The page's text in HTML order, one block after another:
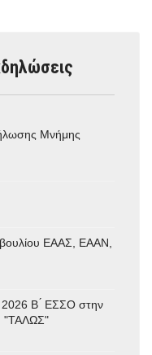
Μνήμης
ΕΑΑΣ, ΕΑΑΝ,
2026 Β ́ ΕΣΣΟ στην
"ΤΑΛΩΣ"